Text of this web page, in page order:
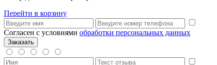
Перейти в корзину
Согласен с условиями обработки персональных данных